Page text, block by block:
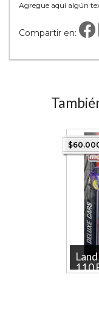
Agregue aquí algún
Compartir en:
110